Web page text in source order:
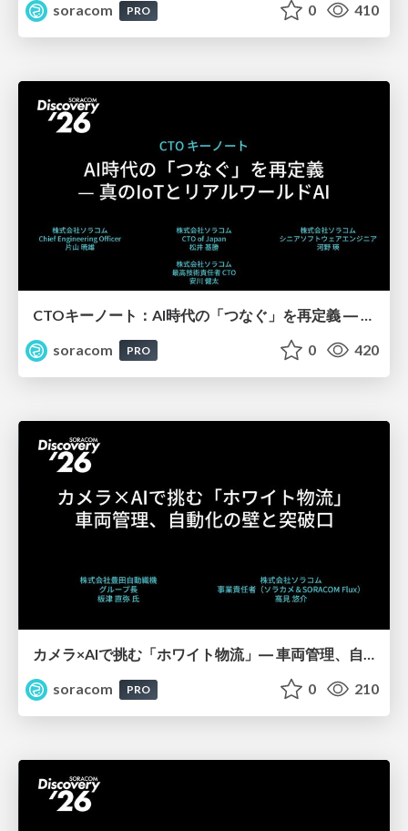
soracom
PRO 0 410
soracom
PRO 0 420
カメラ×AIで挑む「ホワイト物流」― 車両管理、自動化の壁と突破口【SORACOM Discovery 2026】
soracom
PRO 0 210